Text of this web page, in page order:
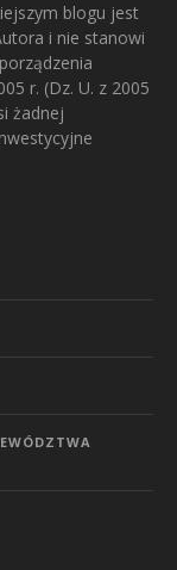
blogu jest
i nie stanowi
r. (Dz. U. z 2005
żadnej